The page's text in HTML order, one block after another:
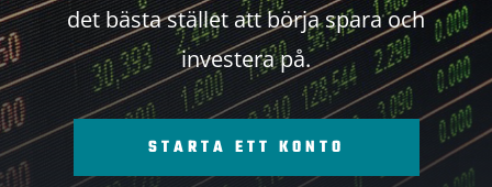
det bästa stället att börja spara och
investera på.
STARTA ETT KONTO